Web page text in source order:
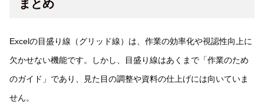
まとめ
Excelの目盛り線（グリッド線）は、作業の効率化や視認性向上に
欠かせない機能です。しかし、目盛り線はあくまで「作業のため
のガイド」であり、見た目の調整や資料の仕上げには向いていま
せん。